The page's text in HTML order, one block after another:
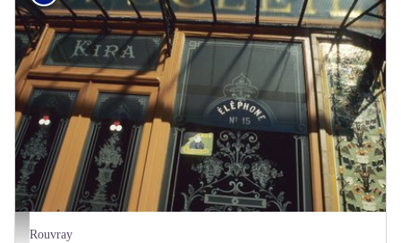
Café du soleil Rouvray - Alain Millot Parc du Morvan
Rouvray